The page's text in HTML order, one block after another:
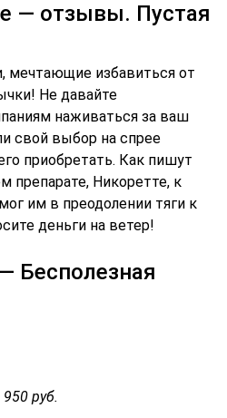
— отзывы. Пустая
мечтающие избавиться от
Не давайте
наживаться за ваш
свой выбор на спрее
приобретать. Как пишут
препарате, Никоретте, к
им в преодолении тяги к
деньги на ветер!
Бесполезная
950 руб.